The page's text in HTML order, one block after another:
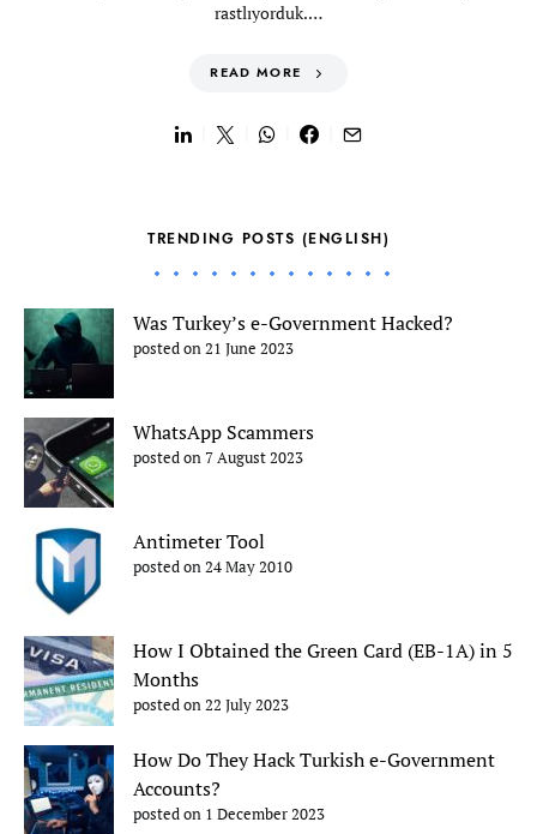
rastlıyorduk.…
READ MORE
TRENDING POSTS (ENGLISH)
Was Turkey’s e-Government Hacked?
posted on 21 June 2023
WhatsApp Scammers
posted on 7 August 2023
Antimeter Tool
posted on 24 May 2010
How I Obtained the Green Card (EB-1A) in 5
Months
posted on 22 July 2023
How Do They Hack Turkish e-Government
Accounts?
posted on 1 December 2023